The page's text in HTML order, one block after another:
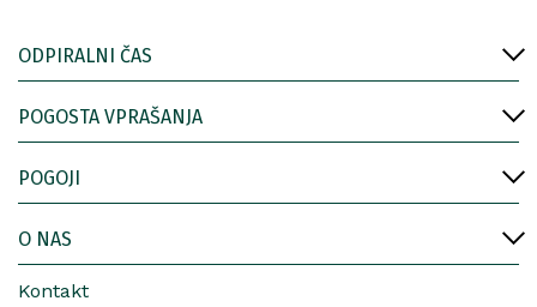
ODPIRALNI ČAS
POGOSTA VPRAŠANJA
POGOJI
O NAS
Kontakt